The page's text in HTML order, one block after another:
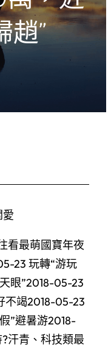
趙”
愛
看最萌國寶年夜
23 玩轉“游玩
眼”2018-05-23
不竭2018-05-23
”避暑游2018-
汗青、科技類最